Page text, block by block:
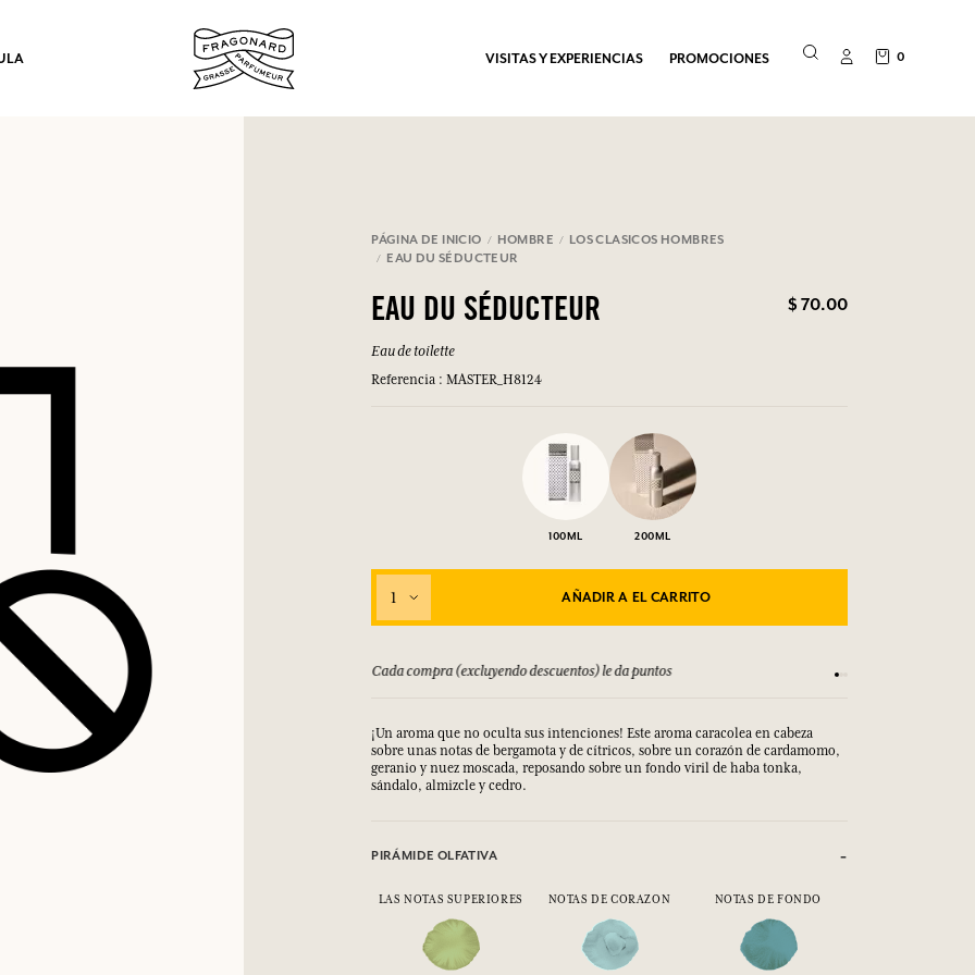
VISITAS Y EXPERIENCIAS PROMOCIONES 0
PÁGINA DE INICIO HOMBRE
LOS CLASICOS HOMBRES
EAU DU SÉDUCTEUR
EAU DU SÉDUCTEUR $ 70.00
Eau de toilette
Referencia : MASTER_H8124
100ML 200ML
1 AÑADIR A EL CARRITO
hasta 15 días Cada compra (excluyendo descuentos) le da puntos
¡Un aroma que no oculta sus intenciones! Este aroma caracolea en cabeza
sobre unas notas de bergamota y de cítricos, sobre un corazón de cardamomo,
geranio y nuez moscada, reposando sobre un fondo viril de haba tonka,
sándalo, almizcle y cedro.
PIRÁMIDE OLFATIVA
LAS NOTAS SUPERIORES NOTAS DE CORAZON NOTAS DE FONDO